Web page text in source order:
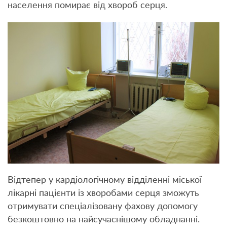
населення помирає від хвороб серця.
Відтепер у кардіологічному відділенні міської
лікарні пацієнти із хворобами серця зможуть
отримувати спеціалізовану фахову допомогу
безкоштовно на найсучаснішому обладнанні.